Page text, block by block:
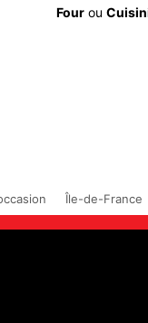
Fourou
Île-de-France